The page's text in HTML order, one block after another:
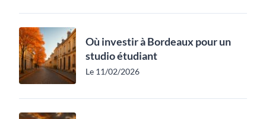
Où investir à Bordeaux pour un
studio étudiant
Le 11/02/2026